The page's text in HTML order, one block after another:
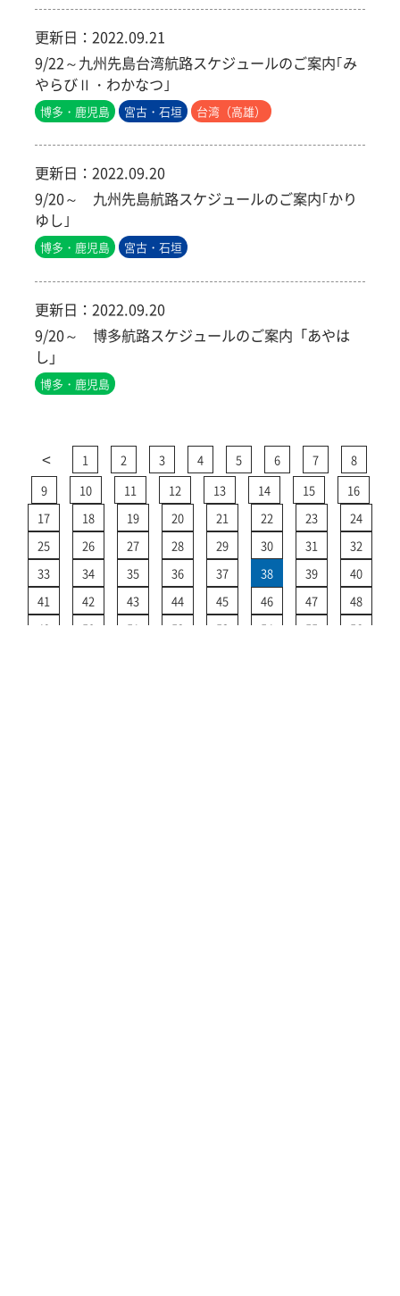
更新日： 2022.09.21
9/22～九州先島台湾航路スケジュールのご案内｢み
やらびⅡ・わかなつ｣
博多・鹿児島 宮古・石垣 台湾（高雄）
更新日： 2022.09.20
9/20～ 九州先島航路スケジュールのご案内｢かり
ゆし｣
博多・鹿児島 宮古・石垣
更新日： 2022.09.20
9/20～ 博多航路スケジュールのご案内「あやは
し」
博多・鹿児島
< 1 2 3 4 5 6 7
8
9
10 11 12 13 14 15
16
17
18 19 20 21 22 23
24
25
26 27 28 29 30 31
32
33
34 35 36 37 38 39
40
41
42 43 44 45 46 47
48
49
50 51 52 53 54 55
56